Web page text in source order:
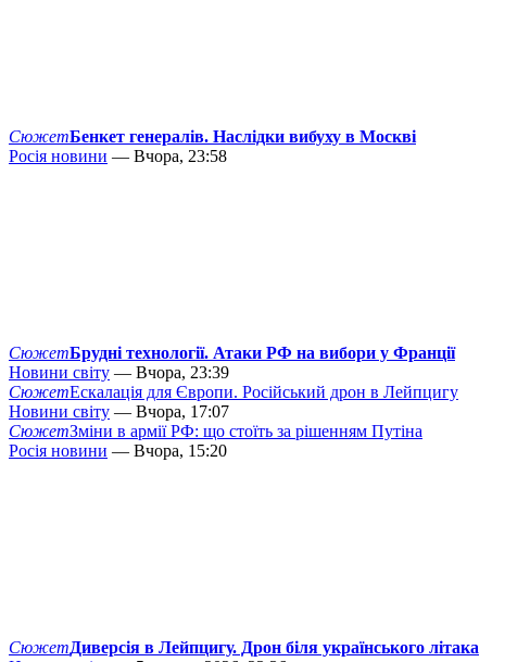
СюжетБенкет генералів. Наслідки вибуху в Москві
Росія новини — Вчора, 23:58
СюжетБрудні технології. Атаки РФ на вибори у Франції
Новини світу — Вчора, 23:39
СюжетЕскалація для Європи. Російський дрон в Лейпцигу
Новини світу — Вчора, 17:07
СюжетЗміни в армії РФ: що стоїть за рішенням Путіна
Росія новини — Вчора, 15:20
СюжетДиверсія в Лейпцигу. Дрон біля українського літака